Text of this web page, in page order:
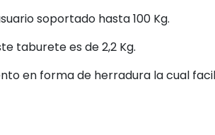
soportado hasta 100 Kg.
taburete es de 2,2 Kg.
en forma de herradura la cual